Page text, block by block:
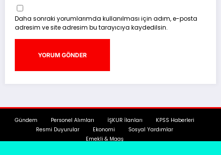
Daha sonraki yorumlarımda kullanılması için adım, e-posta
adresim ve site adresim bu tarayıcıya kaydedilsin.
Gündem Personel Alımları İŞKUR İlanları
KPSS Haberleri
Resmi Duyurular
Ekonomi
Sosyal Yardımlar
Emekli & Maaş